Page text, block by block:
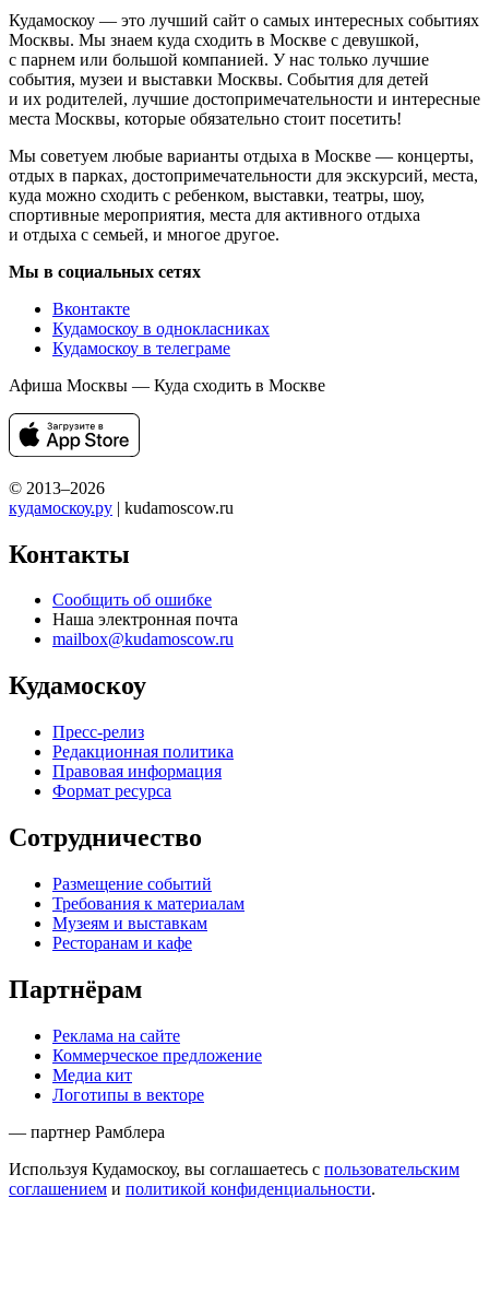
Кудамоскоу — это лучший сайт о самых интересных событиях
Москвы. Мы знаем куда сходить в Москве с девушкой,
с парнем или большой компанией. У нас только лучшие
события, музеи и выставки Москвы. События для детей
и их родителей, лучшие достопримечательности и интересные
места Москвы, которые обязательно стоит посетить!
Мы советуем любые варианты отдыха в Москве — концерты,
отдых в парках, достопримечательности для экскурсий, места,
куда можно сходить с ребенком, выставки, театры, шоу,
спортивные мероприятия, места для активного отдыха
и отдыха с семьей, и многое другое.
Мы в социальных сетях
Вконтакте
Кудамоскоу в однокласниках
Кудамоскоу в телеграме
Афиша Москвы — Куда сходить в Москве
© 2013–2026
кудамоскоу.ру | kudamoscow.ru
Контакты
Сообщить об ошибке
Наша электронная почта
mailbox@kudamoscow.ru
Кудамоскоу
Пресс-релиз
Редакционная политика
Правовая информация
Формат ресурса
Сотрудничество
Размещение событий
Требования к материалам
Музеям и выставкам
Ресторанам и кафе
Партнёрам
Реклама на сайте
Коммерческое предложение
Медиа кит
Логотипы в векторе
— партнер Рамблера
Используя Кудамоскоу, вы соглашаетесь с пользовательским
соглашением и политикой конфиденциальности.